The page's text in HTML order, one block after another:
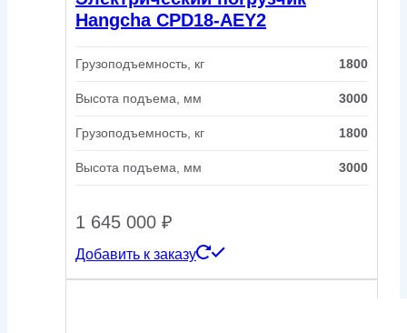
Hangcha CPD18-AEY2
Грузоподъемность, кг 1800
Высота подъема, мм 3000
Грузоподъемность, кг 1800
Высота подъема, мм 3000
1 645 000 ₽
Добавить к заказу